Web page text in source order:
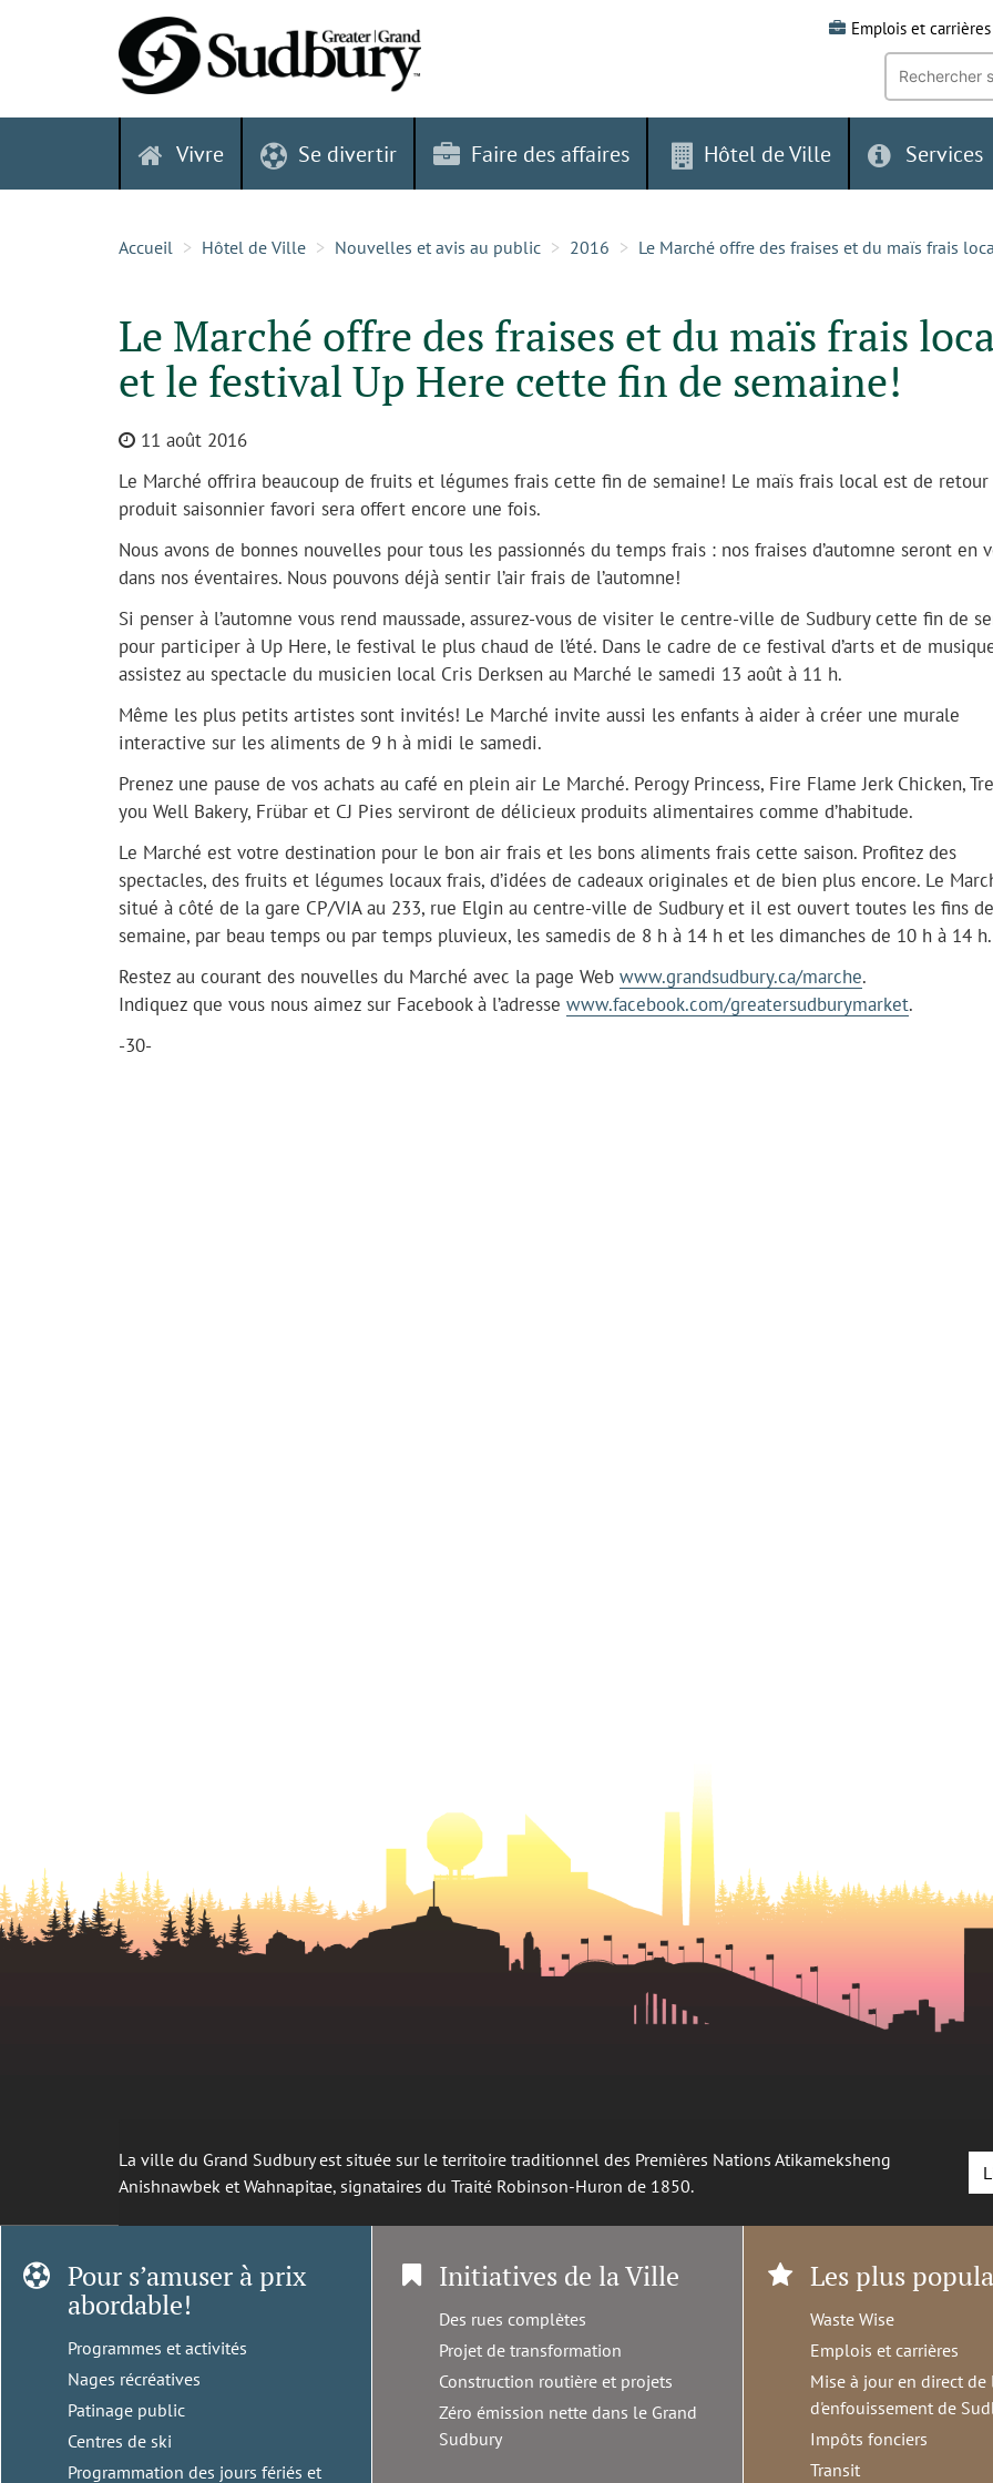
Emplois et carrières
Recherche
mot-
clé:
Vivre Se divertir Faire des affaires Hôtel de Ville Services
Accueil Hôtel de Ville Nouvelles et avis au public 2016 Le Marché offre des fraises et du maïs frais
Le Marché offre des fraises et du maïs frais
et le festival Up Here cette fin de semaine!
11 août 2016
Le Marché offrira beaucoup de fruits et légumes frais cette fin de semaine! Le maïs frais local est de retour
produit saisonnier favori sera offert encore une fois.
Nous avons de bonnes nouvelles pour tous les passionnés du temps frais : nos fraises d’automne seront en
dans nos éventaires. Nous pouvons déjà sentir l’air frais de l’automne!
Si penser à l’automne vous rend maussade, assurez-vous de visiter le centre-ville de Sudbury cette fin de
pour participer à Up Here, le festival le plus chaud de l’été. Dans le cadre de ce festival d’arts et de
assistez au spectacle du musicien local Cris Derksen au Marché le samedi 13 août à 11 h.
Même les plus petits artistes sont invités! Le Marché invite aussi les enfants à aider à créer une murale
interactive sur les aliments de 9 h à midi le samedi.
Prenez une pause de vos achats au café en plein air Le Marché. Perogy Princess, Fire Flame Jerk Chicken,
you Well Bakery, Frübar et CJ Pies serviront de délicieux produits alimentaires comme d’habitude.
Le Marché est votre destination pour le bon air frais et les bons aliments frais cette saison. Profitez des
spectacles, des fruits et légumes locaux frais, d’idées de cadeaux originales et de bien plus encore. Le
situé à côté de la gare CP/VIA au 233, rue Elgin au centre-ville de Sudbury et il est ouvert toutes les fins de
semaine, par beau temps ou par temps pluvieux, les samedis de 8 h à 14 h et les dimanches de 10 h à 14 h.
Restez au courant des nouvelles du Marché avec la page Web www.grandsudbury.ca/marche.
Indiquez que vous nous aimez sur Facebook à l’adresse www.facebook.com/greatersudburymarket.
-30-
La ville du Grand Sudbury est située sur le territoire traditionnel des Premières Nations Atikameksheng
Anishnawbek et Wahnapitae, signataires du Traité Robinson-Huron de 1850.
Pour s’amuser à prix
abordable!
Programmes et activités
Nages récréatives
Patinage public
Centres de ski
Programmation des jours fériés et
Initiatives de la Ville
Des rues complètes
Projet de transformation
Construction routière et projets
Zéro émission nette dans le Grand
Sudbury
Les plus
Waste Wise
Emplois et carrières
Mise à jour en direct de
d'enfouissement de
Impôts fonciers
Transit